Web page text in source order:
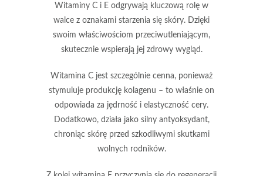
Witaminy C i E odgrywają kluczową rolę w
walce z oznakami starzenia się skóry. Dzięki
swoim właściwościom przeciwutleniającym,
skutecznie wspierają jej zdrowy wygląd.
Witamina C jest szczególnie cenna, ponieważ
stymuluje produkcję kolagenu – to właśnie on
odpowiada za jędrność i elastyczność cery.
Dodatkowo, działa jako silny antyoksydant,
chroniąc skórę przed szkodliwymi skutkami
wolnych rodników.